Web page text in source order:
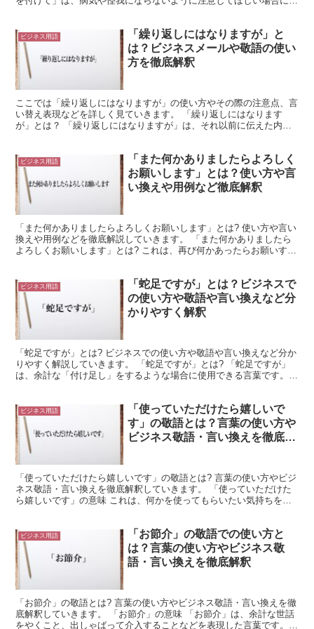
ビジネス用語
「繰り返しにはなりますが」と
は？ビジネスメールや敬語の使い
方を徹底解釈
ここでは「繰り返しにはなりますが」の使い方やその際の注意点、言
い替え表現などを詳しく見ていきます。 「繰り返しにはなります
が」とは？ 「繰り返しにはなりますが」は、それ以前に伝えた内容
ビジネス用語
「また何かありましたらよろしく
お願いします」とは？使い方や言
い換えや用例など徹底解釈
「また何かありましたらよろしくお願いします」とは? 使い方や言い
換えや用例などを徹底解説していきます。 「また何かありましたら
よろしくお願いします」とは? これは、再び何かあったらお願いする
ビジネス用語
「蛇足ですが」とは？ビジネスで
の使い方や敬語や言い換えなど分
かりやすく解釈
「蛇足ですが」とは? ビジネスでの使い方や敬語や言い換えなど分か
りやすく解説していきます。 「蛇足ですが」とは? 「蛇足ですが」
は、余計な「付け足し」をするような場合に使用できる言葉です。
ビジネス用語
「使っていただけたら嬉しいで
す」の敬語とは？言葉の使い方や
ビジネス敬語・言い換えを徹底解
「使っていただけたら嬉しいです」の敬語とは? 言葉の使い方やビジ
ネス敬語・言い換えを徹底解釈していきます。 「使っていただけた
ら嬉しいです」の意味 これは、何かを使ってもらいたい気持ちを控
ビジネス用語
「お節介」の敬語での使い方と
は？言葉の使い方やビジネス敬
語・言い換えを徹底解釈
「お節介」の敬語とは? 言葉の使い方やビジネス敬語・言い換えを徹
底解釈していきます。 「お節介」の意味 「お節介」は、余計な世話
をやくこと、出しゃばって介入することなどを表現した言葉です。